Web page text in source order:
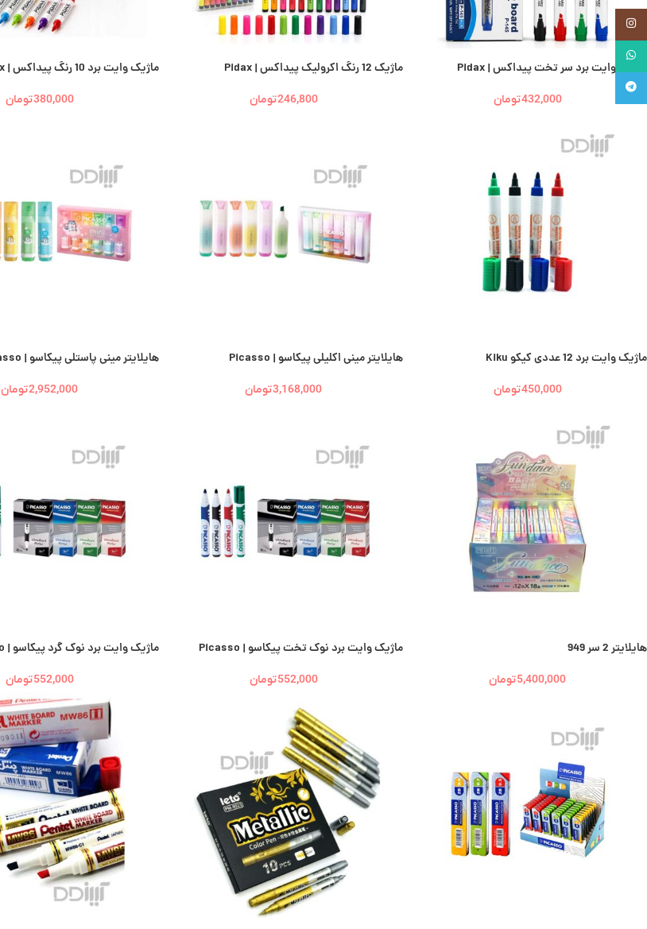
ماژیک وایت برد سر تخت پیداکس | Pidax
432,000تومان
ماژیک 12 رنگ اکرولیک پیداکس | Pidax
246,800تومان
ماژیک وایت برد 10 رنگ پیداکس | Pidax
380,000تومان
ماژیک وایت برد 12 عددی کیکو Kiku
450,000تومان
هایلایتر مینی اکلیلی پیکاسو | Picasso
3,168,000تومان
هایلایتر مینی پاستلی پیکاسو | Picasso
2,952,000تومان
هایلایتر 2 سر 949
5,400,000تومان
ماژیک وایت برد نوک تخت پیکاسو | Picasso
552,000تومان
ماژیک وایت برد نوک گرد پیکاسو | Picasso
552,000تومان
اینستاگرام